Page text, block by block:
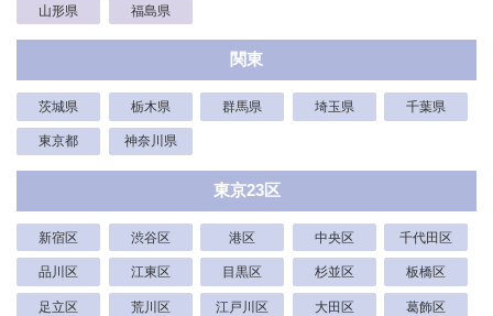
山形県 福島県
関東
茨城県 栃木県 群馬県 埼玉県 千葉県
東京都 神奈川県
東京23区
新宿区 渋谷区 港区 中央区 千代田区
品川区 江東区 目黒区 杉並区 板橋区
足立区 荒川区 江戸川区 大田区 葛飾区